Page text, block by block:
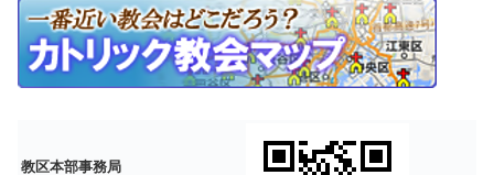
教区本部事務局